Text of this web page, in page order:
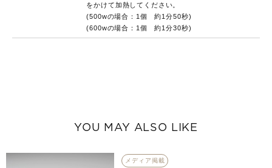
をかけて加熱してください。
(500wの場合：1個 約1分50秒)
(600wの場合：1個 約1分30秒)
YOU MAY ALSO LIKE
メディア掲載